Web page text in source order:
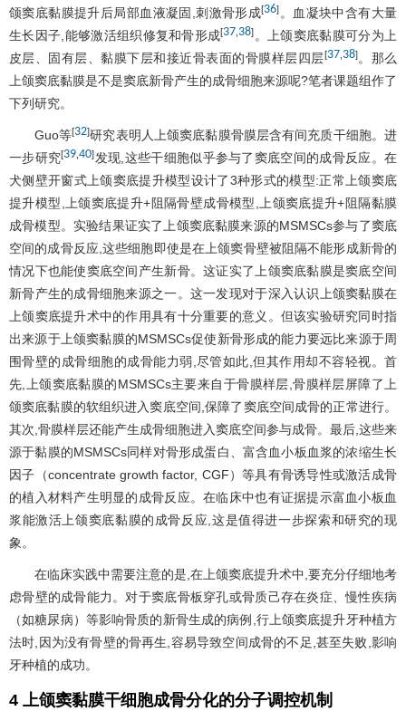
颌窦底黏膜提升后局部血液凝固,刺激骨形成[36] 。血凝块中含有大量
生长因子,能够激活组织修复和骨形成[37 38] 。上颌窦底黏膜可分为上
皮层、固有层、黏膜下层和接近骨表面的骨膜样层四层[37, 38]。那么
上颌窦底黏膜是不是窦底新骨产生的成骨细胞来源呢?笔者课题组作了
下列研究。
Guo等[32]研究表明人上颌窦底黏膜骨膜层含有间充质干细胞。进
一步研究[39 ,40]发现,这些干细胞似乎参与了窦底空间的成骨反应。在
犬侧壁开窗式上颌窦底提升模型设计了3种形式的模型:正常上颌窦底
提升模型,上颌窦底提升+阻隔骨壁成骨模型,上颌窦底提升+阻隔黏膜
成骨模型。实验结果证实了上颌窦底黏膜来源的MSMSCs参与了窦底
空间的成骨反应,这些细胞即使是在上颌窦骨壁被阻隔不能形成新骨的
情况下也能使窦底空间产生新骨。这证实了上颌窦底黏膜是窦底空间
新骨产生的成骨细胞来源之一。这一发现对于深入认识上颌窦黏膜在
上颌窦底提升术中的作用具有十分重要的意义。但该实验研究同时指
出来源于上颌窦黏膜的MSMSCs促使新骨形成的能力要远比来源于周
围骨壁的成骨细胞的成骨能力弱,尽管如此,但其作用却不容轻视。首
先,上颌窦底黏膜的MSMSCs主要来自于骨膜样层,骨膜样层屏障了上
颌窦底黏膜的软组织进入窦底空间,保障了窦底空间成骨的正常进行。
其次,骨膜样层还能产生成骨细胞进入窦底空间参与成骨。最后,这些来
源于黏膜的MSMSCs同样对骨形成蛋白、富含血小板血浆的浓缩生长
因子（concentrate growth factor, CGF）等具有骨诱导性或激活成骨
的植入材料产生明显的成骨反应。在临床中也有证据提示富血小板血
浆能激活上颌窦底黏膜的成骨反应,这是值得进一步探索和研究的现
象。
在临床实践中需要注意的是,在上颌窦底提升术中,要充分仔细地考
虑骨壁的成骨能力。对于窦底骨板穿孔或骨质己存在炎症、慢性疾病
（如糖尿病）等影响骨质的新骨生成的病例,行上颌窦底提升牙种植方
法时,因为没有骨壁的骨再生,容易导致空间成骨的不足,甚至失败,影响
牙种植的成功。
4 上颌窦黏膜干细胞成骨分化的分子调控机制